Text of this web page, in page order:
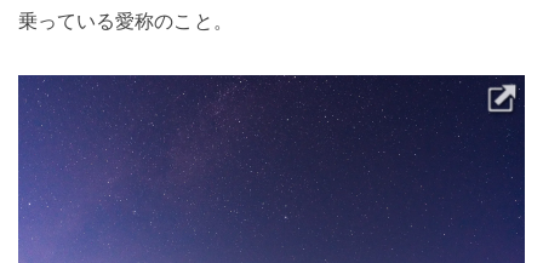
乗っている愛称のこと。